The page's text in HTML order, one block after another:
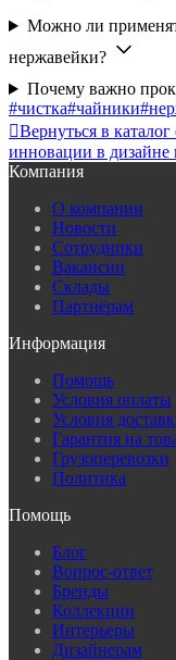
Можно ли
нержавейки?
Почему важно
#чистка#чайники
Вернуться в каталог
инновации в дизайне
Компания
О компании
Новости
Сотрудники
Вакансии
Склады
Партнёрам
Информация
Помощь
Условия оплаты
Условия
Гарантия на
Грузоперевозки
Политика
Помощь
Блог
Вопрос-ответ
Бренды
Коллекции
Интерьеры
Дизайнерам